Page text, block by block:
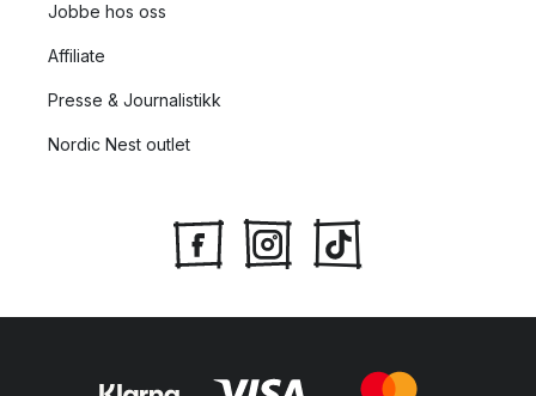
Jobbe hos oss
Affiliate
Presse & Journalistikk
Nordic Nest outlet